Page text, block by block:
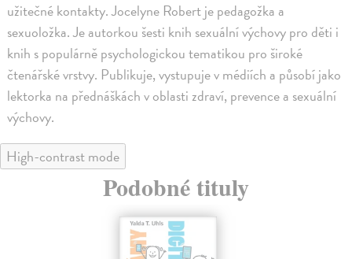
užitečné kontakty. Jocelyne Robert je pedagožka a
sexuoložka. Je autorkou šesti knih sexuální výchovy pro děti i
knih s populárně psychologickou tematikou pro široké
čtenářské vrstvy. Publikuje, vystupuje v médiích a působí jako
lektorka na přednáškách v oblasti zdraví, prevence a sexuální
výchovy.
High-contrast mode
Podobné tituly